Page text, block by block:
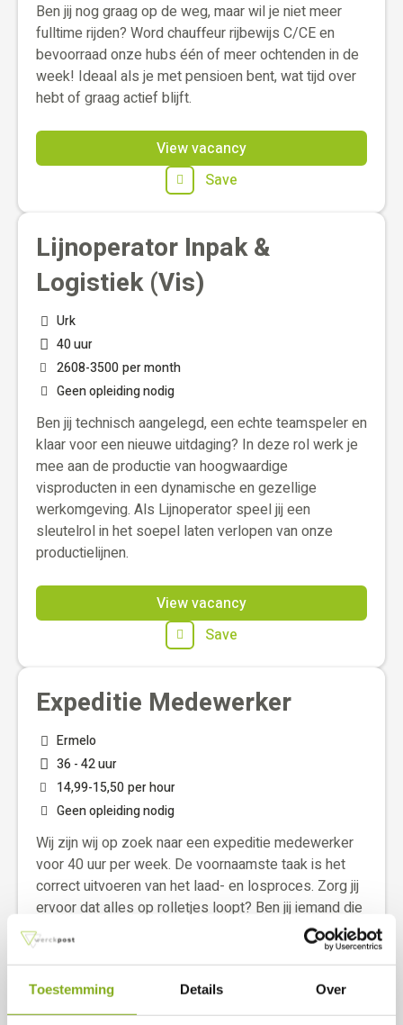
Toestemming Details Over
Ben jij nog graag op de weg, maar wil je niet meer
fulltime rijden? Word chauffeur rijbewijs C/CE en
bevoorraad onze hubs één of meer ochtenden in de
week! Ideaal als je met pensioen bent, wat tijd over
hebt of graag actief blijft.
View vacancy
Save
Lijnoperator Inpak &
Logistiek (Vis)
Urk
40 uur
2608-3500per month
Geen opleiding nodig
Ben jij technisch aangelegd, een echte teamspeler en
klaar voor een nieuwe uitdaging? In deze rol werk je
mee aan de productie van hoogwaardige
visproducten in een dynamische en gezellige
werkomgeving. Als Lijnoperator speel jij een
sleutelrol in het soepel laten verlopen van onze
productielijnen.
View vacancy
Save
Expeditie Medewerker
Ermelo
36 - 42 uur
14,99-15,50per hour
Geen opleiding nodig
Wij zijn wij op zoek naar een expeditie medewerker
voor 40 uur per week. De voornaamste taak is het
correct uitvoeren van het laad- en losproces. Zorg jij
ervoor dat alles op rolletjes loopt? Ben jij iemand die
energie krijgt van fysiek werk, houdt van overzicht en
structuur , niet vies is van aanpakken en heb je
ervaring in de logistiek? Dan hebben wij de baan voor
jou!